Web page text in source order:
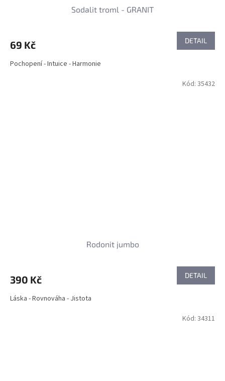
Sodalit troml - GRANIT
69 Kč DETAIL
Pochopení - Intuice - Harmonie
Rodonit jumbo
390 Kč DETAIL
Láska - Rovnováha - Jistota
Kód: 35432
Kód: 34311